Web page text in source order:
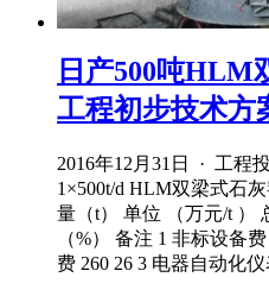
日产500吨HLM
工程初步技术方
2016年12月31日 · 工程
1×500t/d HLM双梁式石
量（t） 单位 （万元/t ）
（%） 备注 1 非标设备
费 260 26 3 电器自动化